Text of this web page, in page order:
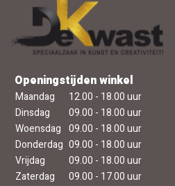
Openingstijden winkel
Maandag
12.00 - 18.00 uur
Dinsdag
09.00 - 18.00 uur
Woensdag 09.00 - 18.00 uur
Donderdag 09.00 - 18.00 uur
Vrijdag
09.00 - 18.00 uur
Zaterdag
09.00 - 17.00 uur